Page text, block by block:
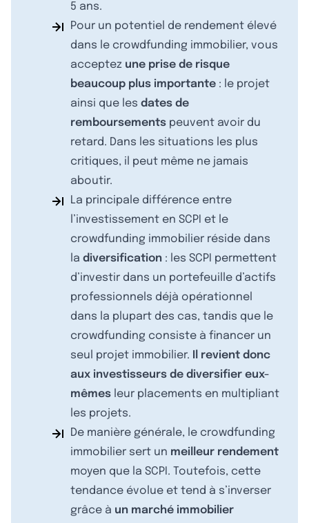
5 ans.
Pour un potentiel de rendement élevé
dans le crowdfunding immobilier, vous
acceptez une prise de risque
beaucoup plus importante : le projet
ainsi que les dates de
remboursements peuvent avoir du
retard. Dans les situations les plus
critiques, il peut même ne jamais
aboutir.
La principale différence entre
l’investissement en SCPI et le
crowdfunding immobilier réside dans
la diversification : les SCPI permettent
d’investir dans un portefeuille d’actifs
professionnels déjà opérationnel
dans la plupart des cas, tandis que le
crowdfunding consiste à financer un
seul projet immobilier.
Il revient donc
aux investisseurs de diversifier eux-
mêmes leur placements en multipliant
les projets.
De manière générale, le crowdfunding
immobilier sert un meilleur rendement
moyen que la SCPI. Toutefois, cette
tendance évolue et tend à s’inverser
grâce à un marché immobilier